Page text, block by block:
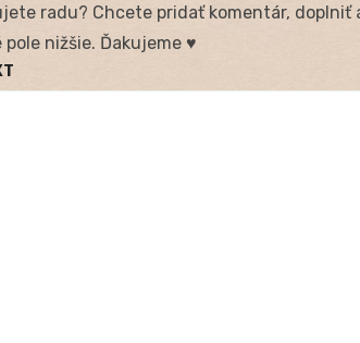
radu? Chcete pridať komentár,
nižšie. Ďakujeme ♥